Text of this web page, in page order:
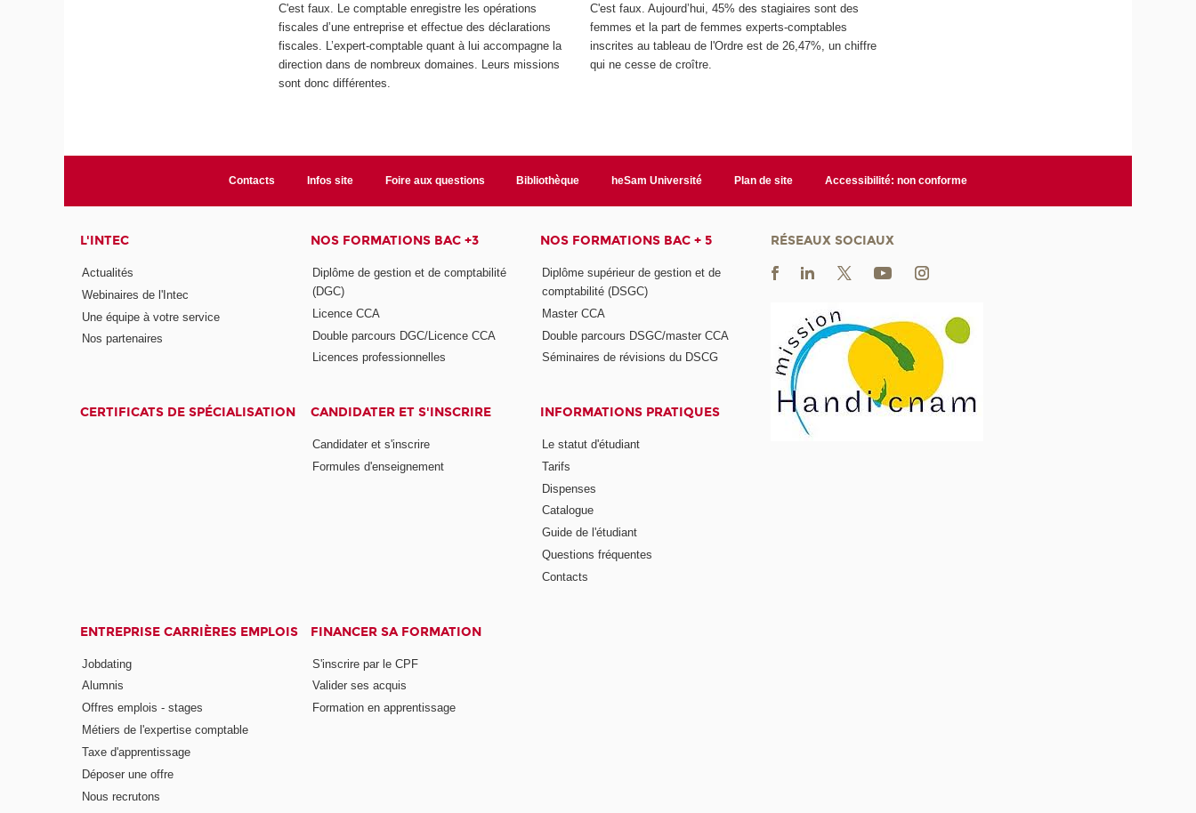
C'est faux. Le comptable enregistre les opérations
fiscales d’une entreprise et effectue des déclarations
fiscales. L’expert-comptable quant à lui accompagne la
direction dans de nombreux domaines. Leurs missions
sont donc différentes.
C'est faux. Aujourd’hui, 45% des stagiaires sont des
femmes et la part de femmes experts-comptables
inscrites au tableau de l'Ordre est de 26,47%, un chiffre
qui ne cesse de croître.
Contacts Infos site Foire aux questions Bibliothèque heSam Université Plan de site Accessibilité: non conforme
L'INTEC
Actualités
Webinaires de l'Intec
Une équipe à votre service
Nos partenaires
NOS FORMATIONS BAC +3
Diplôme de gestion et de comptabilité
(DGC)
Licence CCA
Double parcours DGC/Licence CCA
Licences professionnelles
NOS FORMATIONS BAC + 5
Diplôme supérieur de gestion et de
comptabilité (DSGC)
Master CCA
Double parcours DSGC/master CCA
Séminaires de révisions du DSCG
CERTIFICATS DE SPÉCIALISATION CANDIDATER ET S'INSCRIRE
Candidater et s'inscrire
Formules d'enseignement
INFORMATIONS PRATIQUES
Le statut d'étudiant
Tarifs
Dispenses
Catalogue
Guide de l'étudiant
Questions fréquentes
Contacts
ENTREPRISE CARRIÈRES EMPLOIS
Jobdating
Alumnis
Offres emplois - stages
Métiers de l'expertise comptable
Taxe d'apprentissage
Déposer une offre
Nous recrutons
FINANCER SA FORMATION
S'inscrire par le CPF
Valider ses acquis
Formation en apprentissage
RÉSEAUX SOCIAUX